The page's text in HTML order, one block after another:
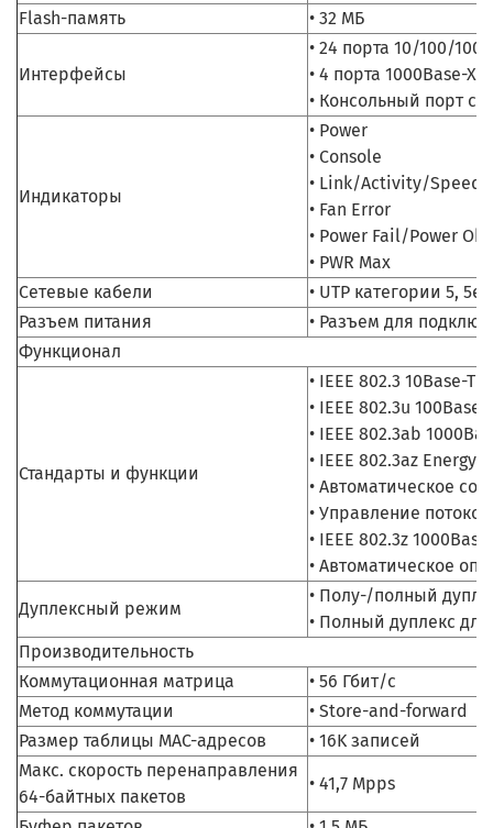
Flash-память
• 32 МБ
Интерфейсы
• 24 порта 10/100/
• 4 порта 1000Base-X
• Консольный порт с
Индикаторы
• Power
• Console
• Link/Activity/Speed
• Fan Error
• Power Fail/Power Ok
• PWR Max
Сетевые кабели
• UTP категории 5, 5e
Разъем питания
• Разъем для
Функционал
Стандарты и функции
• IEEE 802.3 10Base-T
• IEEE 802.3u
• IEEE 802.3ab
• IEEE 802.3az Energy
• Автоматическое
• Управление
• IEEE 802.3z
• Автоматическое
Дуплексный режим
• Полу-/полный
• Полный дуплекс
Производительность
Коммутационная матрица
• 56 Гбит/с
Метод коммутации
• Store-and-forward
Размер таблицы MAC-адресов
• 16K записей
Макс. скорость перенаправления
64-байтных пакетов
• 41,7 Mpps